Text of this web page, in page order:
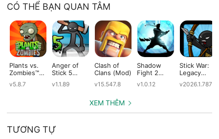
CÓ THỂ BẠN QUAN TÂM
Plants vs.
Zombies™
v5.8.7
Anger of
Stick 5
v1.1.89
Clash of
Clans (Mod)
v15.547.8
Shadow
Fight 2
Edition
v1.0.12
Stick War:
Legacy
v2026.1.787
XEM THÊM
TƯƠNG TỰ